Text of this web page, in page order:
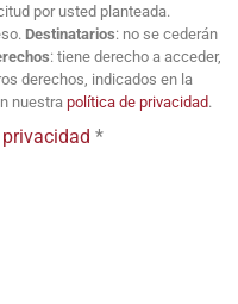
por usted planteada.
Destinatarios: no se cederán
: tiene derecho a acceder,
derechos, indicados en la
nuestra política de privacidad.
*